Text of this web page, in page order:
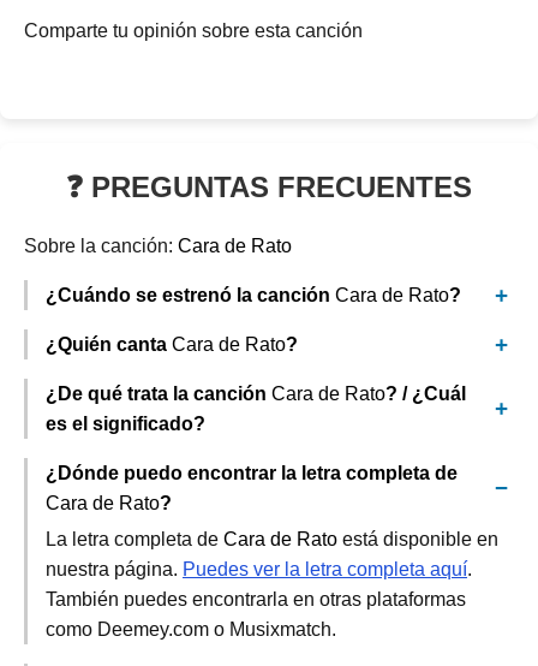
Comparte tu opinión sobre esta canción
❓ PREGUNTAS FRECUENTES
Sobre la canción: Cara de Rato
¿Cuándo se estrenó la canción Cara de Rato?
¿Quién canta Cara de Rato?
¿De qué trata la canción Cara de Rato? / ¿Cuál
es el significado?
¿Dónde puedo encontrar la letra completa de
Cara de Rato?
La letra completa de Cara de Rato está disponible en
nuestra página. Puedes ver la letra completa aquí.
También puedes encontrarla en otras plataformas
como Deemey.com o Musixmatch.